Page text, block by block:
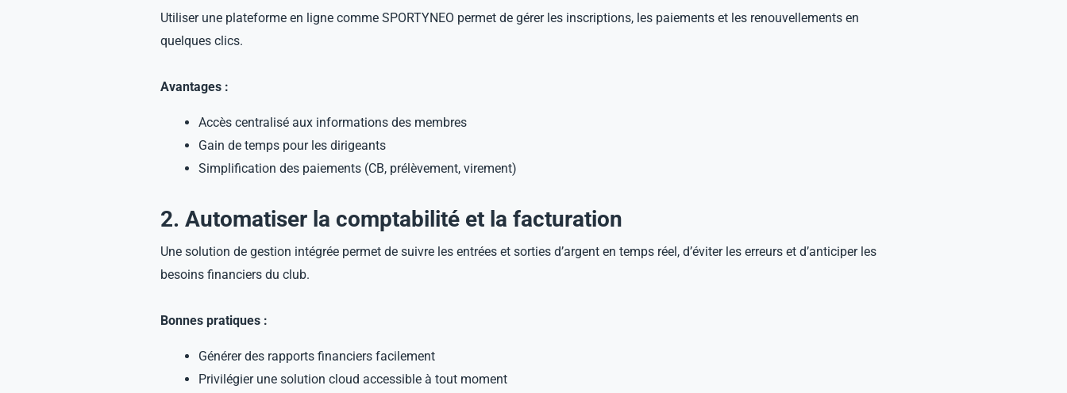
Utiliser une plateforme en ligne comme SPORTYNEO permet de gérer les inscriptions, les paiements et les renouvellements en
quelques clics.
Avantages :
Accès centralisé aux informations des membres
Gain de temps pour les dirigeants
Simplification des paiements (CB, prélèvement, virement)
2. Automatiser la comptabilité et la facturation
Une solution de gestion intégrée permet de suivre les entrées et sorties d’argent en temps réel, d’éviter les erreurs et d’anticiper les
besoins financiers du club.
Bonnes pratiques :
Générer des rapports financiers facilement
Privilégier une solution cloud accessible à tout moment